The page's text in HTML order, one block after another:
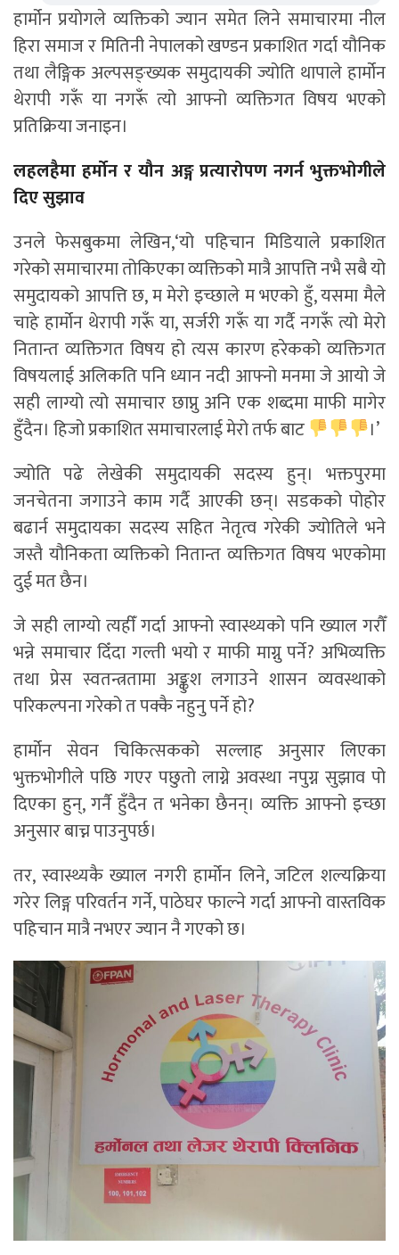
हार्मोन प्रयोगले व्यक्तिको ज्यान समेत लिने समाचारमा नील
हिरा समाज र मितिनी नेपालको खण्डन प्रकाशित गर्दा यौनिक
तथा लैङ्गिक अल्पसङ्ख्यक समुदायकी ज्योति थापाले हार्मोन
थेरापी गरूँ या नगरूँ त्यो आफ्नो व्यक्तिगत विषय भएको
प्रतिक्रिया जनाइन।
लहलहैमा हर्मोन र यौन अङ्ग प्रत्यारोपण नगर्न भुक्तभोगीले
दिए सुझाव
उनले फेसबुकमा लेखिन,‘यो पहिचान मिडियाले प्रकाशित
गरेको समाचारमा तोकिएका व्यक्तिको मात्रै आपत्ति नभै सबै यो
समुदायको आपत्ति छ, म मेरो इच्छाले म भएको हुँ, यसमा मैले
चाहे हार्मोन थेरापी गरूँ या, सर्जरी गरूँ या गर्दै नगरूँ त्यो मेरो
नितान्त व्यक्तिगत विषय हो त्यस कारण हरेकको व्यक्तिगत
विषयलाई अलिकति पनि ध्यान नदी आफ्नो मनमा जे आयो जे
सही लाग्यो त्यो समाचार छाप्नु अनि एक शब्दमा माफी मागेर
हुँदैन। हिजो प्रकाशित समाचारलाई मेरो तर्फ बाट
।’
ज्योति पढे लेखेकी समुदायकी सदस्य हुन्। भक्तपुरमा
जनचेतना जगाउने काम गर्दै आएकी छन्। सडकको पोहोर
बढार्न समुदायका सदस्य सहित नेतृत्व गरेकी ज्योतिले भने
जस्तै यौनिकता व्यक्तिको नितान्त व्यक्तिगत विषय भएकोमा
दुई मत छैन।
जे सही लाग्यो त्यहीँ गर्दा आफ्नो स्वास्थ्यको पनि ख्याल गरौँ
भन्ने समाचार दिँदा गल्ती भयो र माफी माग्नु पर्ने? अभिव्यक्ति
तथा प्रेस स्वतन्त्रतामा अङ्कुश लगाउने शासन व्यवस्थाको
परिकल्पना गरेको त पक्कै नहुनु पर्ने हो?
हार्मोन सेवन चिकित्सकको सल्लाह अनुसार लिएका
भुक्तभोगीले पछि गएर पछुतो लाग्ने अवस्था नपुग्न सुझाव पो
दिएका हुन्, गर्नै हुँदैन त भनेका छैनन्। व्यक्ति आफ्नो इच्छा
अनुसार बाच्न पाउनुपर्छ।
तर, स्वास्थ्यकै ख्याल नगरी हार्मोन लिने, जटिल शल्यक्रिया
गरेर लिङ्ग परिवर्तन गर्ने, पाठेघर फाल्ने गर्दा आफ्नो वास्तविक
पहिचान मात्रै नभएर ज्यान नै गएको छ।